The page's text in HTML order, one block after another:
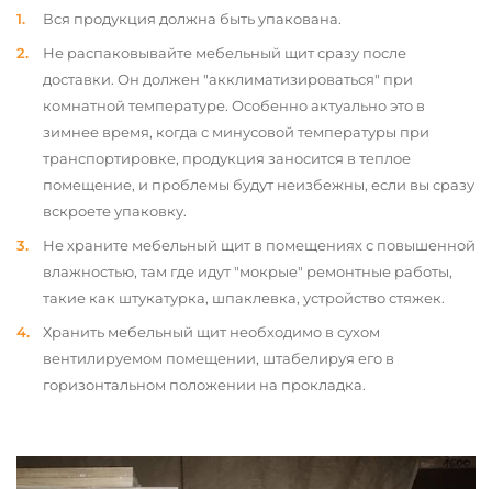
Вся продукция должна быть упакована.
Не распаковывайте мебельный щит сразу после
доставки. Он должен "акклиматизироваться" при
комнатной температуре. Особенно актуально это в
зимнее время, когда с минусовой температуры при
транспортировке, продукция заносится в теплое
помещение, и проблемы будут неизбежны, если вы сразу
вскроете упаковку.
Не храните мебельный щит в помещениях с повышенной
влажностью, там где идут "мокрые" ремонтные работы,
такие как штукатурка, шпаклевка, устройство стяжек.
Хранить мебельный щит необходимо в сухом
вентилируемом помещении, штабелируя его в
горизонтальном положении на прокладка.